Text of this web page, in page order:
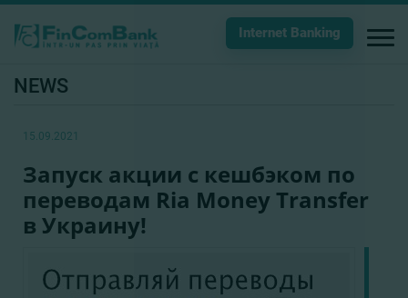
Internet Banking
NEWS
15.09.2021
Запуск акции с кешбэком по
переводам Ria Money Transfer
в Украину!